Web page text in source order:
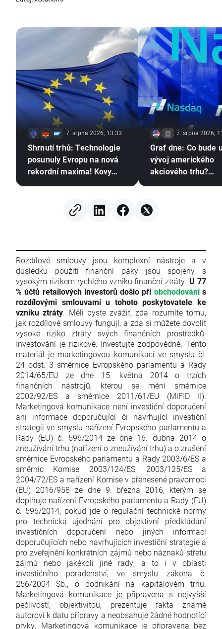
7. srpna 2026, 13:33
Shrnutí trhů: Technologie
posunuly Evropu na nová
rekordní maxima! Kovy
(07.08.2026)
7. srpna 2026,
Graf dne: Co bude
vývoj amerického
akciového trhu?
Rozdílové smlouvy jsou komplexní nástroje a v
důsledku použití finanční páky jsou spojeny s
vysokým rizikem rychlého vzniku finanční ztráty. U 77
% účtů retailových investorů došlo při obchodovánís
rozdílovými smlouvami u tohoto poskytovatele ke
vzniku ztráty. Měli byste zvážit, zda rozumíte tomu,
jak rozdílové smlouvy fungují, a zda si můžete dovolit
vysoké riziko ztráty svých finančních prostředků.
Investování je rizikové. Investujte zodpovědně. Tento
materiál je marketingovou komunikací ve smyslu čl.
24 odst. 3 směrnice Evropského parlamentu a Rady
2014/65/EU ze dne 15. května 2014 o trzích
finančních nástrojů, kterou se mění směrnice
2002/92/ES a směrnice 2011/61/EU (MiFID II).
Marketingová komunikace není investiční doporučení
ani informace doporučující či navrhující investiční
strategii ve smyslu nařízení Evropského parlamentu a
Rady (EU) č. 596/2014 ze dne 16. dubna 2014 o
zneužívání trhu (nařízení o zneužívání trhu) a o zrušení
směrnice Evropského parlamentu a Rady 2003/6/ES a
směrnic Komise 2003/124/ES, 2003/125/ES a
2004/72/ES a nařízení Komise v přenesené pravomoci
(EU) 2016/958 ze dne 9. března 2016, kterým se
doplňuje nařízení Evropského parlamentu a Rady (EU)
č. 596/2014, pokud jde o regulační technické normy
pro technická ujednání pro objektivní předkládání
investičních doporučení nebo jiných informací
doporučujících nebo navrhujících investiční strategie a
pro zveřejnění konkrétních zájmů nebo náznaků střetu
zájmů nebo jakékoli jiné rady, a to i v oblasti
investičního poradenství, ve smyslu zákona č.
256/2004 Sb., o podnikání na kapitálovém trhu.
Marketingová komunikace je připravena s nejvyšší
pečlivostí, objektivitou, prezentuje fakta známé
autorovi k datu přípravy a neobsahuje žádné hodnotící
prvky. Marketingová komunikace je připravena bez